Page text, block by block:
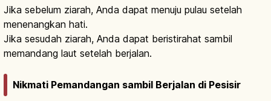
Jika sebelum ziarah, Anda dapat menuju pulau setelah
menenangkan hati.
Jika sesudah ziarah, Anda dapat beristirahat sambil
memandang laut setelah berjalan.
Nikmati Pemandangan sambil Berjalan di Pesisir